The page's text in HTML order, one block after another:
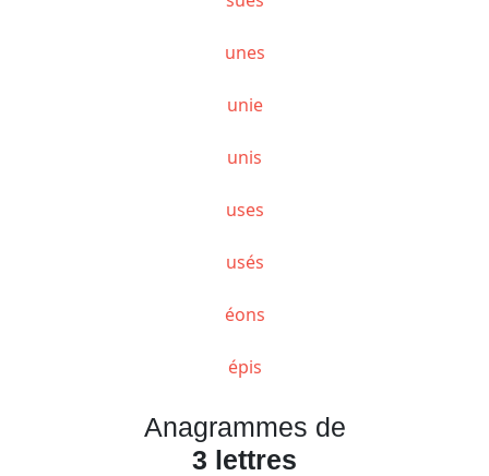
unes
unie
unis
uses
usés
éons
épis
Anagrammes de
3 lettres